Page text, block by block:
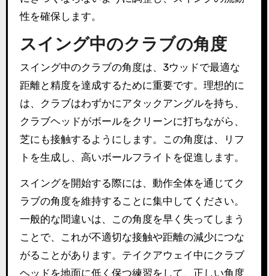
性を確保します。
スイング中のクラブの角度
スイング中のクラブの角度は、3ウッドで最適な
距離と精度を達成するために重要です。理想的に
は、クラブはわずかにアタックアングルを持ち、
クラブヘッドがボールをクリーンに打ちながら、
芝にも接触するようにします。この角度は、リフ
トを生成し、高いボールフライトを促進します。
スイングを開始する際には、動作全体を通じてク
ラブの角度を維持することに集中してください。
一般的な間違いは、この角度を早く失ってしまう
ことで、これが不適切な接触や距離の減少につな
がることがあります。テイクアウェイ中にクラブ
ヘッドを地面に低く保つ練習をして、正しい角度